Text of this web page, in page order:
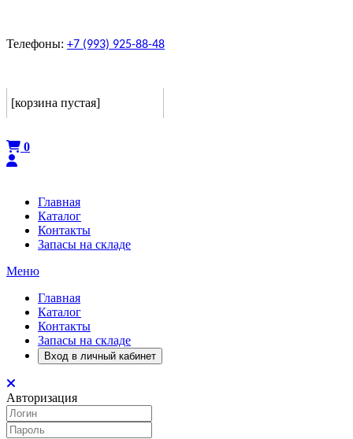
Телефоны: +7 (993) 925-88-48
[корзина пустая]
0
Главная
Каталог
Контакты
Запасы на складе
Меню
Главная
Каталог
Контакты
Запасы на складе
Вход в личный кабинет
Авторизация